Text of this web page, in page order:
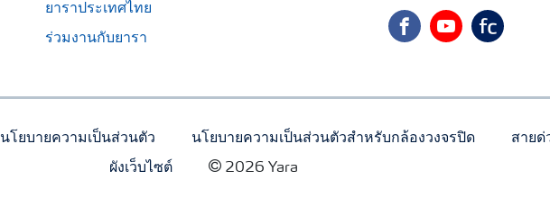
ยาราประเทศไทย
ร่วมงานกับยารา
facebookyoutubeyara
นโยบายความเป็นส่วนตัว นโยบายความเป็นส่วนตัวสำหรับกล้องวงจรปิด สายด่
ผังเว็บไซต์ 2026 Yara